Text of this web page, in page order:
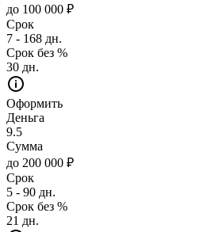
до 100 000 ₽
Срок
7 - 168 дн.
Срок без %
30 дн.
Оформить
Деньга
9.5
Сумма
до 200 000 ₽
Срок
5 - 90 дн.
Срок без %
21 дн.